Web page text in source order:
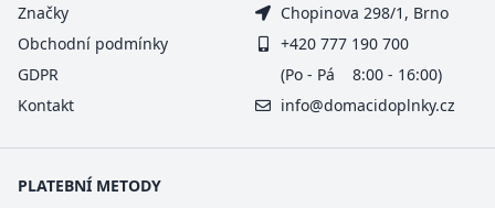
Značky
Obchodní podmínky
GDPR
Kontakt
Chopinova 298/1, Brno
+420 777 190 700
(Po - Pá 8:00 - 16:00)
info@domacidoplnky.cz
PLATEBNÍ METODY